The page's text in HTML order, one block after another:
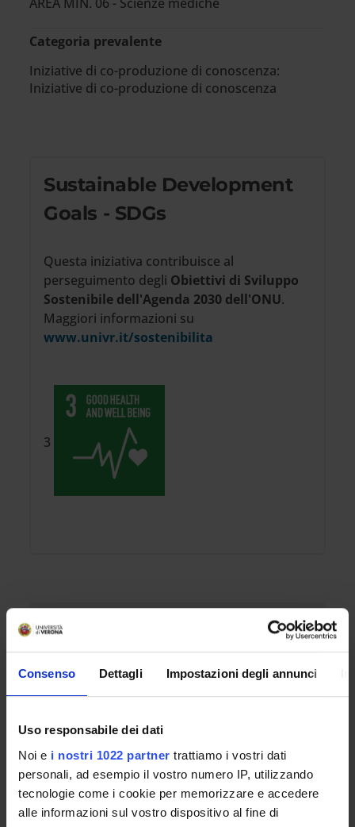
Consenso Dettagli Impostazioni degli annunci
Uso responsabile dei dati
Noi e i nostri 1022 partner trattiamo i vostri dati
personali, ad esempio il vostro numero IP, utilizzando
tecnologie come i cookie per memorizzare e accedere
alle informazioni sul vostro dispositivo al fine di
Categoria prevalente
Iniziative di co-produzione di conoscenza:
Iniziative di co-produzione di conoscenza
Sustainable Development
Goals - SDGs
Questa iniziativa contribuisce al
perseguimento degli Obiettivi di Sviluppo
Sostenibile dell'Agenda 2030 dell'ONU.
Maggiori informazioni su
www.univr.it/sostenibilita
3
REFERENTI
Chiara Milanese
Caterina Biasiolo
DIPARTIMENTO
Neuroscienze, Biomedicina e Movimento